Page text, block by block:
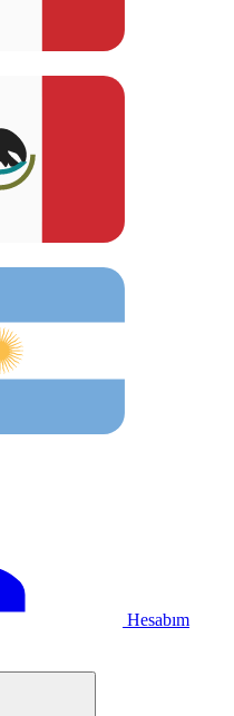
Hesabım